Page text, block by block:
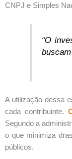
CNPJ e Simples
“O
A utilização dessa
cada contribuinte.
Segundo a
o que minimiza
públicos.